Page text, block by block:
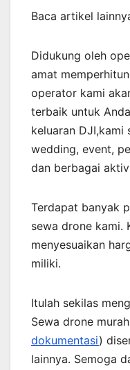
Baca artikel
Didukung oleh
amat
operator kami
terbaik untuk
keluaran DJI,kami
wedding, event,
dan berbagai
Terdapat banyak
sewa drone kami.
menyesuaikan
miliki.
Itulah sekilas
Sewa drone
dokumentasi)
lainnya. Semoga